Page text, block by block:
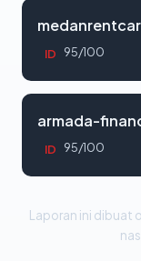
ID 95/100
armada-
ID 95/100
Laporan ini dibuat